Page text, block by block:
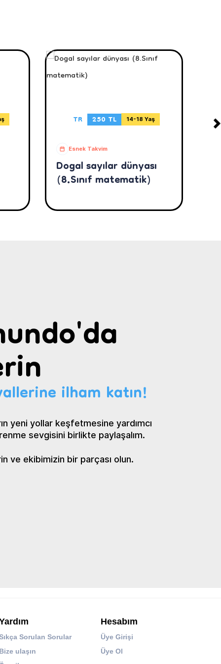
TR 250 TL 14-18 Yaş
Esnek Takvim
Dogal sayılar dünyası
(8.Sınıf matematik)
ilham katın!
yeni yollar keşfetmesine yardımcı
sevgisini birlikte paylaşalım.
ve ekibimizin bir parçası olun.
Sorulan Sorular
Bize ulaşın
Hesabım
Üye Girişi
Üye Ol